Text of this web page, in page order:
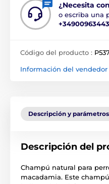
¿Necesita
o escriba una
+34900963443
Código del producto :
Información del vendedor
Descripción y parámetros
Descripción del
Champú natural para
macadamia. Este